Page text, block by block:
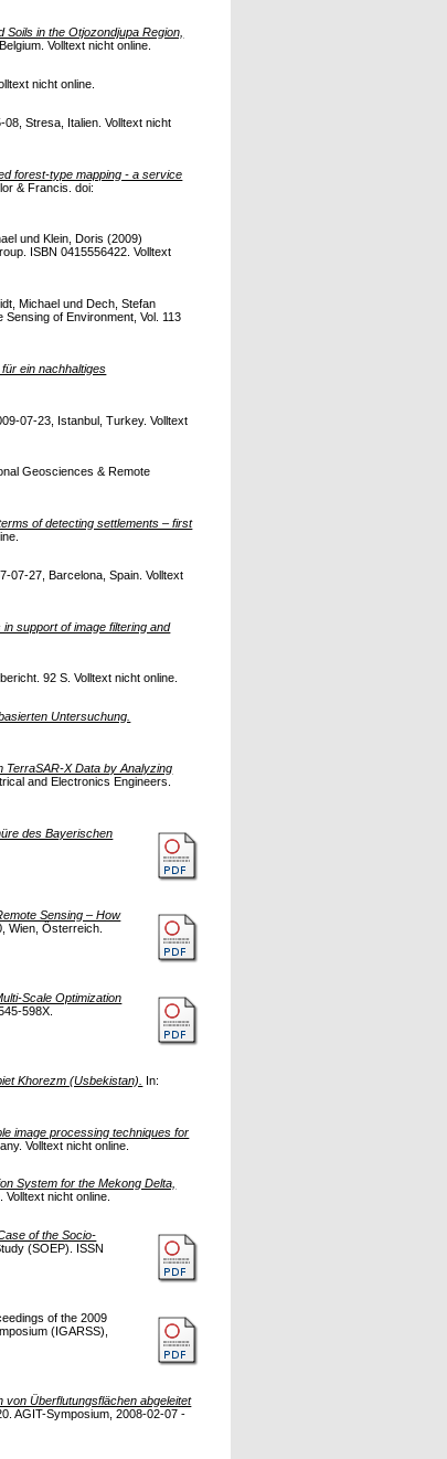
in the Otjozondjupa Region,
Volltext nicht online.
nicht online.
Stresa, Italien. Volltext nicht
forest-type mapping - a service
& Francis. doi:
und Klein, Doris (2009)
ISBN 0415556422. Volltext
Michael undDech, Stefan
Sensing of Environment, Vol. 113
ein nachhaltiges
07-23, Istanbul, Turkey. Volltext
Geosciences & Remote
of detecting settlements – first
07-27, Barcelona, Spain. Volltext
support of image filtering and
92 S. Volltext nicht online.
Untersuchung.
TerraSAR-X Data by Analyzing
and Electronics Engineers.
des Bayerischen
Sensing – How
Wien, Österreich.
Scale Optimization
598X.
Khorezm (Usbekistan).
In:
image processing techniques for
Volltext nicht online.
System for the Mekong Delta,
nicht online.
of the Socio-
(SOEP). ISSN
of the 2009
(IGARSS),
von Überflutungsflächen abgeleitet
AGIT-Symposium, 2008-02-07 -